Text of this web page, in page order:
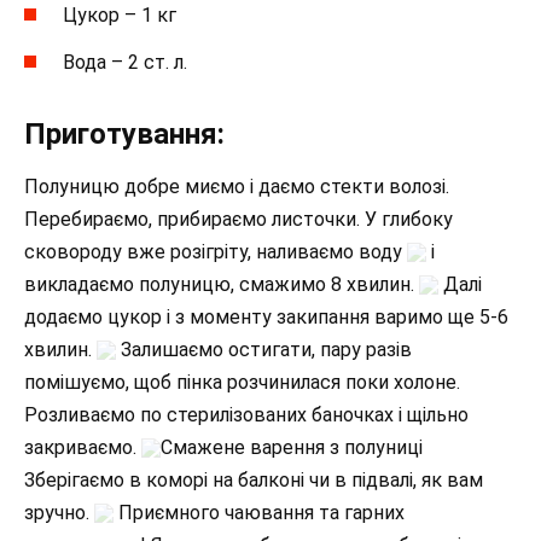
Цукор – 1 кг
Вода – 2 ст. л.
Приготування:
Полуницю добре миємо і даємо стекти волозі.
Перебираємо, прибираємо листочки. У глибоку
сковороду вже розігріту, наливаємо воду
і
викладаємо полуницю, смажимо 8 хвилин.
Далі
додаємо цукор і з моменту закипання варимо ще 5-6
хвилин.
Залишаємо остигати, пару разів
помішуємо, щоб пінка розчинилася поки холоне.
Розливаємо по стерилізованих баночках і щільно
закриваємо.
Смажене варення з полуниці
Зберігаємо в коморі на балконі чи в підвалі, як вам
зручно.
Приємного чаювання та гарних